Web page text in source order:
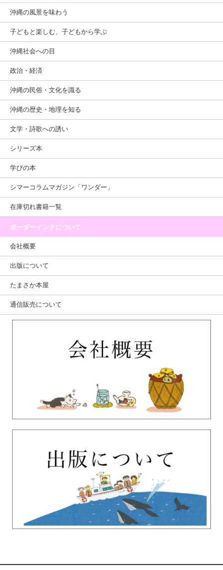
沖縄の風景を味わう
子どもと楽しむ、子どもから学ぶ
沖縄社会への目
政治・経済
沖縄の民俗・文化を識る
沖縄の歴史・地理を知る
文学・詩歌への誘い
シリーズ本
学びの本
シマーコラムマガジン「ワンダー」
在庫切れ書籍一覧
ボーダーインクについて
会社概要
出版について
たまさか本屋
通信販売について